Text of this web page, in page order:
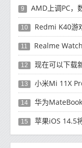
9 AMD上调PC，
10 Redmi K40游
11 Realme
12 现在可以下载
13 小米Mi 11X
14 华为
15 苹果iOS 14.5